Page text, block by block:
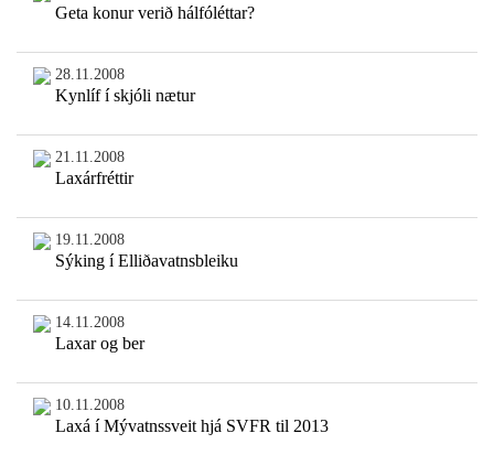
Geta konur verið hálfóléttar?
28.11.2008
Kynlíf í skjóli nætur
21.11.2008
Laxárfréttir
19.11.2008
Sýking í Elliðavatnsbleiku
14.11.2008
Laxar og ber
10.11.2008
Laxá í Mývatnssveit hjá SVFR til 2013